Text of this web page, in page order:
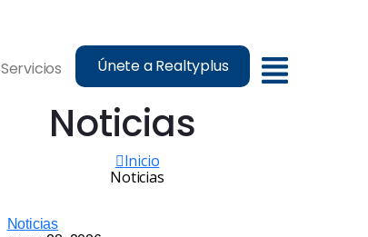
Servicios Únete a Realtyplus
Noticias
Inicio
Noticias
Noticias